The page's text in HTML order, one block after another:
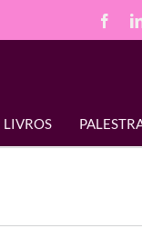
LIVROS